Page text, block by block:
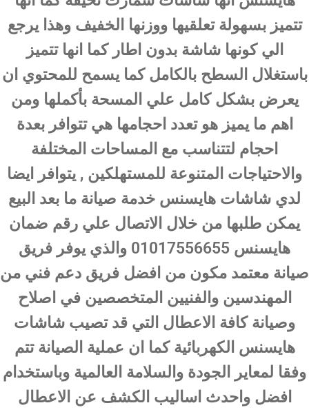
تتميز بسهولة تعلقيها ووزنها الخفيف وهذا يرجع
الي كونها شاشة بدون اطار كما انها تتميز
باستغلال السطح بالكامل كما يسمح للمحتوي ان
يعرض بشكل كامل علي المسحة بأكملها ومن
اهم ما يميز هو تعدد احجامها هي تتوافر بعدة
احجام لتتناسب مع المساحات المختلفة
والاحتياجات المتنوعة للمستهلكين , يتوافر ايضا
لدي شاشات هايسنس خدمة صيانة ما بعد البيع
يمكن طلبها من خلال الاتصال علي رقم ضمان
هايسنس 01017556655 والذي يوفر فريق
صيانة معتمد مكون من افضل فريق دعم فني من
المهندسين والفنيين المتخصصين في اصلاح
وصيانة كافة الاعطال التي قد تصيب شاشات
هايسنس الكهربائية كما ان عملية الصيانة تتم
وفقا لمعاير الجودة والسلامة العالمية وباستخدام
افضل واحدث اساليب الكشف عن الاعطال